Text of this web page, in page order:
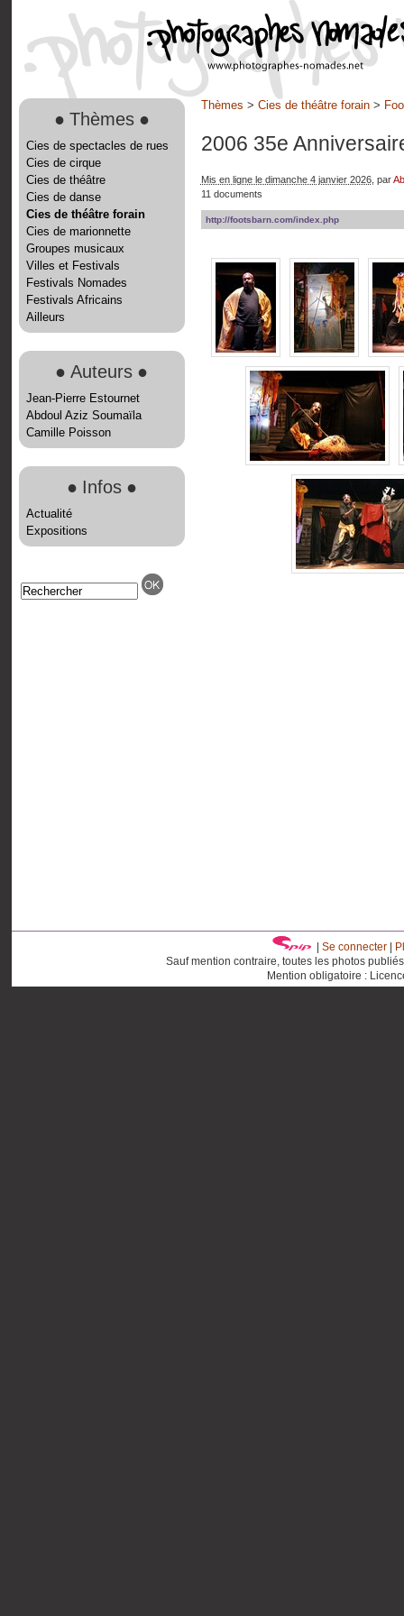
● Thèmes ●
Cies de spectacles de rues
Cies de cirque
Cies de théâtre
Cies de danse
Cies de théâtre forain
Cies de marionnette
Groupes musicaux
Villes et Festivals
Festivals Nomades
Festivals Africains
Ailleurs
● Auteurs ●
Jean-Pierre Estournet
Abdoul Aziz Soumaïla
Camille Poisson
● Infos ●
Actualité
Expositions
Thèmes > Cies de théâtre forain>
2006 35e
Mis en ligne le dimanche 4 janvier 2026, par
11 documents
http://footsbarn.com/index.php
Se connecter|
Sauf mention contraire, toutes les photos
Mention obligatoire :